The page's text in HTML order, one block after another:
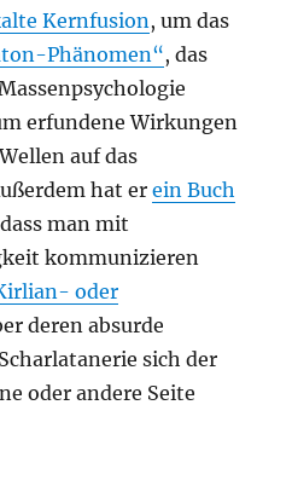
Kernfusion , um das
Phänomen“, das
erfundene Wirkungen
auf das
hat erein Buch
man mit
kommunizieren
oder
deren absurde
sich der
oder andere Seite